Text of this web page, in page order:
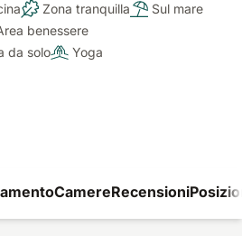
Zona tranquilla
Sul mare
benessere
da solo
Yoga
CamereRecensioni